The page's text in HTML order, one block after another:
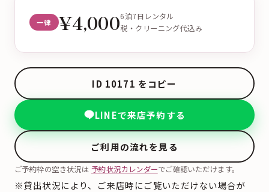
一律 ¥4,0006泊7日レンタル
税・クリーニング代込み
ID 10171 をコピー
LINEで来店予約する
ご利用の流れを見る
ご予約枠の空き状況は 予約状況カレンダーでご確認いただけます。
※貸出状況により、ご来店時にご覧いただけない場合が